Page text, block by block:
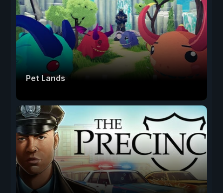
Pet Lands